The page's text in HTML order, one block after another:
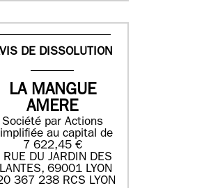
DE DISSOLUTION
LA MANGUE
AMERE
Société par Actions
au capital de
7 622,45 €
RUE DU JARDIN DES
69001 LYON
367 238 RCS LYON